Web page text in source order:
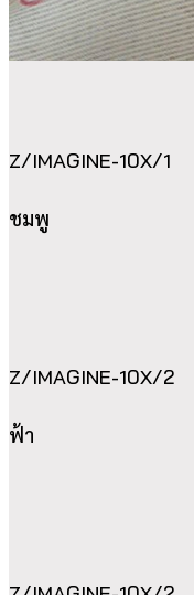
Z/IMAGINE-10X/1
ชมพู
Z/IMAGINE-10X/2
ฟ้า